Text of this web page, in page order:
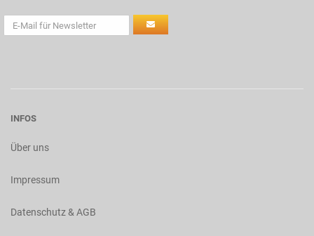
INFOS
Über uns
Impressum
Datenschutz & AGB